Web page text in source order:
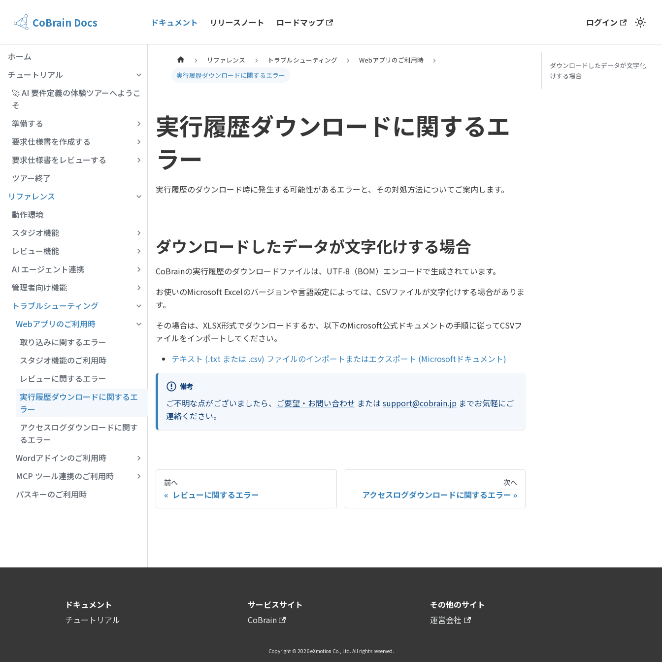
CoBrain Docs ドキュメント リリースノート ロードマップ ログイン
ホーム
チュートリアル
🚀 AI 要件定義の体験ツアーへようこ
そ
準備する
要求仕様書を作成する
要求仕様書をレビューする
ツアー終了
リファレンス
動作環境
スタジオ機能
レビュー機能
AI エージェント連携
管理者向け機能
トラブルシューティング
Webアプリのご利用時
取り込みに関するエラー
スタジオ機能のご利用時
レビューに関するエラー
実行履歴ダウンロードに関するエ
ラー
アクセスログダウンロードに関す
るエラー
Wordアドインのご利用時
MCP ツール連携のご利用時
パスキーのご利用時
リファレンス トラブルシューティング
Webアプリのご利用時
実行履歴ダウンロードに関するエラー
実行履歴ダウンロードに関するエ
ラー
実行履歴のダウンロード時に発生する可能性があるエラーと、その対処方法についてご案内します。
ダウンロードしたデータが文字化けする場合
CoBrainの実行履歴のダウンロードファイルは、UTF-8（BOM）エンコードで生成されています。
お使いのMicrosoft Excelのバージョンや言語設定によっては、CSVファイルが文字化けする場合がありま
す。
その場合は、XLSX形式でダウンロードするか、以下のMicrosoft公式ドキュメントの手順に従ってCSVフ
ァイルをインポートしてください。
テキスト (.txt または .csv) ファイルのインポートまたはエクスポート (Microsoftドキュメント)
備考
ご不明な点がございましたら、 ご要望・お問い合わせ または support@cobrain.jp までお気軽にご
連絡ください。
前へ
レビューに関するエラー
次へ
アクセスログダウンロードに関するエラー
ダウンロードしたデータが文字化
けする場合
ドキュメント
チュートリアル
サービスサイト
CoBrain
その他のサイト
運営会社
Copyright © 2026 eXmotion Co., Ltd. All rights reserved.